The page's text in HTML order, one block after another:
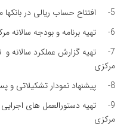
5- افتتاح حساب ریالی در بانکها مطابق مقررات جهاددانشگاهی
6- تهیه برنامه و بودجه سالانه مرکز و ارائه آن به شورای مرکزی
7- تهیه گزارش عملکرد سالانه و
مرکزی
8- پیشنهاد نمودار تشکیلاتی و پستهای سازمانی مرکز به شورای مرکزی
9- تهیه دستورالعمل های اجرایی
مرکزی